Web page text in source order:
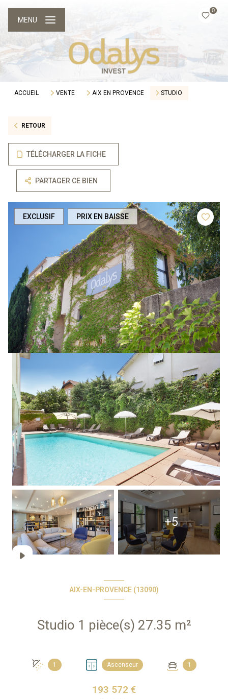
0
MENU
ACCUEIL VENTE AIX EN PROVENCE STUDIO
RETOUR
TÉLÉCHARGER LA FICHE
PARTAGER CE BIEN
EXCLUSIF PRIX EN BAISSE
+5
AIX-EN-PROVENCE (13090)
Studio 1 pièce(s) 27.35 m²
1 Ascenseur 1
193 572 €